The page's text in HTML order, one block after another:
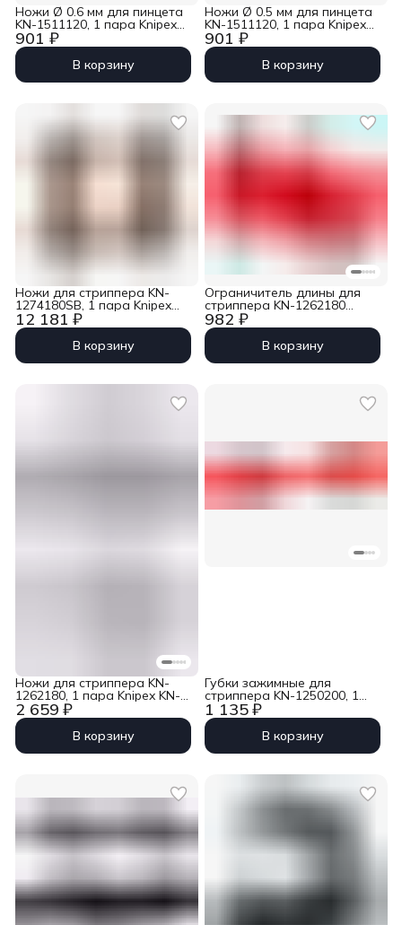
901 ₽
Ножи Ø 0.6 мм для пинцета
KN-1511120, 1 пара Knipex
KN-1519006
В корзину
901 ₽
Ножи Ø 0.5 мм для пинцета
KN-1511120, 1 пара Knipex
KN-1519005
В корзину
12 181 ₽
Ножи для стриппера KN-
1274180SB, 1 пара Knipex
KN-127931
В корзину
982 ₽
Ограничитель длины для
стриппера KN-1262180
Knipex KN-126923
В корзину
2 659 ₽
Ножи для стриппера KN-
1262180, 1 пара Knipex KN-
126921
В корзину
1 135 ₽
Губки зажимные для
стриппера KN-1250200, 1
пара Knipex KN-125902
В корзину